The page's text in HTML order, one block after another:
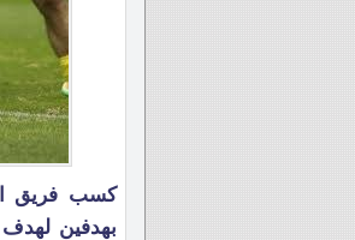
كسب فريق
بهدفين